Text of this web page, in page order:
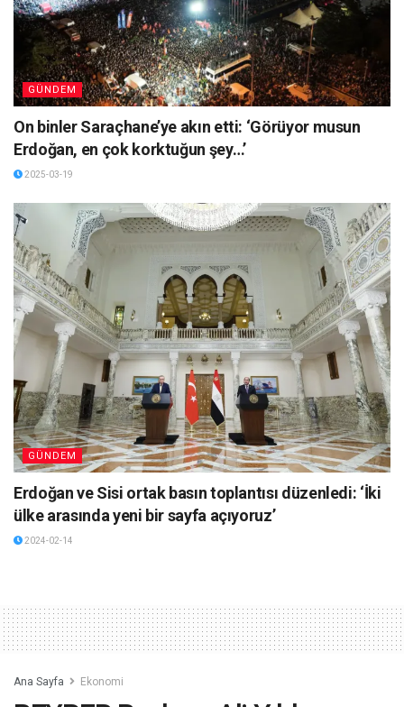
GÜNDEM
On binler Saraçhane’ye akın etti: ‘Görüyor musun
Erdoğan, en çok korktuğun şey…’
2025-03-19
GÜNDEM
Erdoğan ve Sisi ortak basın toplantısı düzenledi: ‘İki
ülke arasında yeni bir sayfa açıyoruz’
2024-02-14
Ana Sayfa Ekonomi